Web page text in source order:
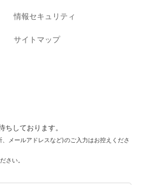
情報セキュリティ
サイトマップ
しております。
メールアドレスなど)のご入力はお控えくださ
さい。